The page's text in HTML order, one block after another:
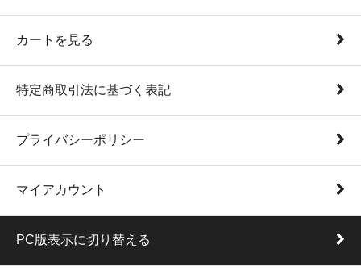
カートを見る
特定商取引法に基づく表記
プライバシーポリシー
マイアカウント
PC版表示に切り替える